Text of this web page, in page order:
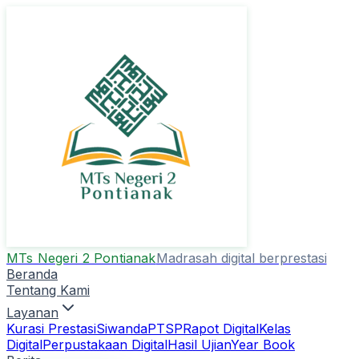
MTs Negeri 2 PontianakMadrasah digital berprestasi
Beranda
Tentang Kami
Layanan
Kurasi PrestasiSiwandaPTSPRapot DigitalKelas
DigitalPerpustakaan DigitalHasil UjianYear Book